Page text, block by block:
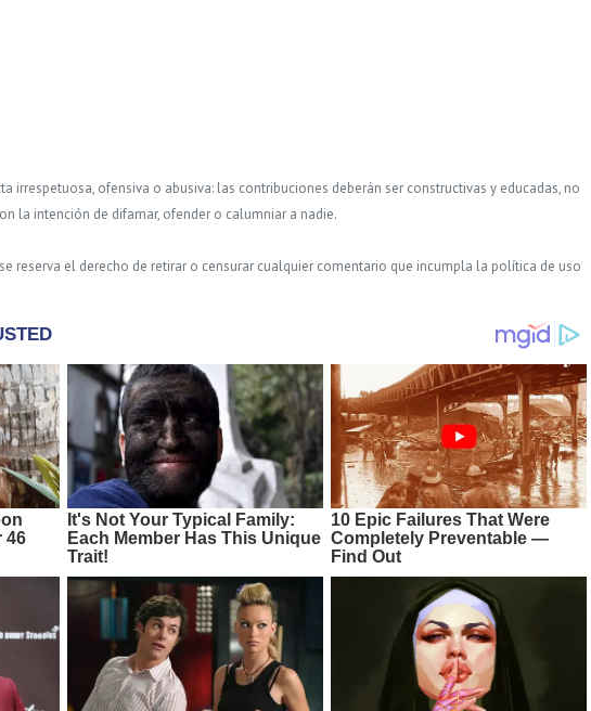
irrespetuosa, ofensiva o abusiva: las contribuciones deberán ser constructivas y educadas, no
la intención de difamar, ofender o calumniar a nadie.
reserva el derecho de retirar o censurar cualquier comentario que incumpla la política de uso